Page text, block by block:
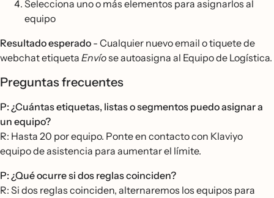
Selecciona uno o más elementos para asignarlos al
equipo
Resultado esperado - Cualquier nuevo email o tiquete de
webchat etiqueta Envíose autoasigna al Equipo de Logística.
Preguntas frecuentes
P: ¿Cuántas etiquetas, listas o segmentos puedo asignar a
un equipo?
R: Hasta 20 por equipo. Ponte en contacto con Klaviyo
equipo de asistencia para aumentar el límite.
P: ¿Qué ocurre si dos reglas coinciden?
R: Si dos reglas coinciden, alternaremos los equipos para